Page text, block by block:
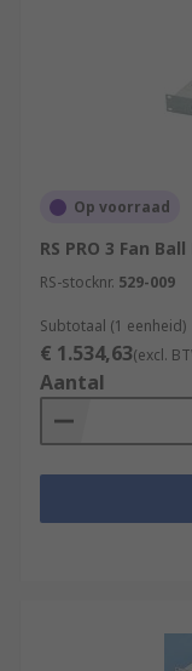
Op voorraad
RS PRO 3 Fan
RS-stocknr. 529-009
Subtotaal (1 eenheid)
€ 1.534,63(excl.
Aantal